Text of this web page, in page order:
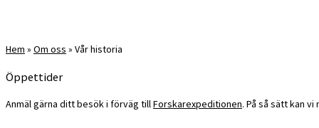
Hem » Om oss » Vår historia
Öppettider
Anmäl gärna ditt besök i förväg tillForskarexpeditionen. På så sätt kan